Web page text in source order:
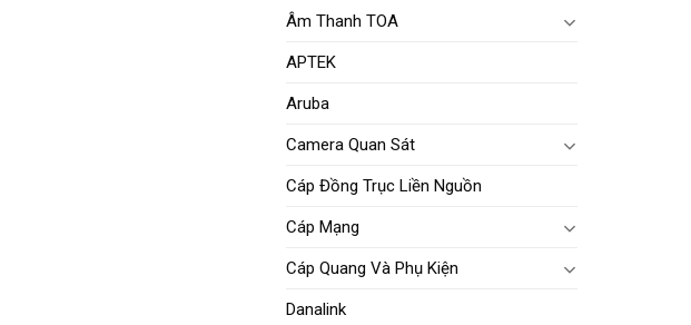
Âm Thanh TOA
APTEK
Aruba
Camera Quan Sát
Cáp Đồng Trục Liền Nguồn
Cáp Mạng
Cáp Quang Và Phụ Kiện
Danalink